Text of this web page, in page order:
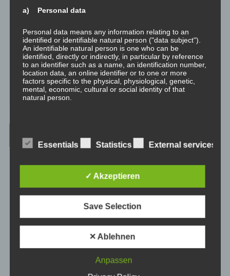
⇒ Emotionale Kompetenz
⇒ Geführte Meditationen Hier gibt es geführte Meditationen und
Traumreisen.
⇒ Philosophische ExkurseHier gibt es Hintergrundwissen zu den
Konzepten der Transformation, der persönlichen Entwicklung und
des spirituellen Wachstums.
Beiträge – blog.dicklberger.com
Selbstbestimmung, persönliche Entwicklung und
spirituelles Wachstum
Wahrnehmung und Realität
Intimität und Hormone
a) Personal data
Personal data means any information relating to an
identified or identifiable natural person ("data subject").
An identifiable natural person is one who can be
identified, directly or indirectly, in particular by reference
to an identifier such as a name, an identification number,
location data, an online identifier or to one or more
factors specific to the physical, physiological, genetic,
mental, economic, cultural or social identity of that
natural person.
Data subject is any identified or identifiable natural
controller responsible for the processing.
c) Processing
Processing is any operation or set of operations which is
performed on personal data or on sets of personal data,
whether or not by automated means, such as collection,
recording, organisation, structuring, storage, adaptation
or alteration, retrieval, consultation, use, disclosure by
transmission, dissemination or otherwise making
available, alignment or combination, restriction, erasure
Essentials Statistics External services
✓ Akzeptieren
Save Selection
✕ Ablehnen
Anpassen